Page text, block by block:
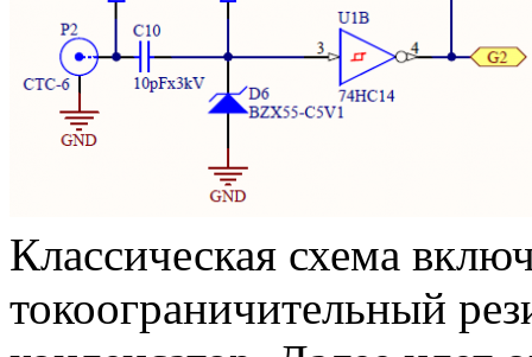
Классическая схема
токоограничительный